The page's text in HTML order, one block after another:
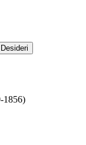
1856)